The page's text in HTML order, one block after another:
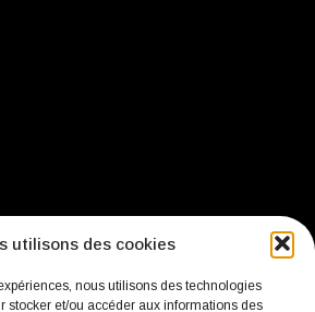
utilisons des cookies
nous utilisons des technologies
stocker et/ou accéder aux informations des